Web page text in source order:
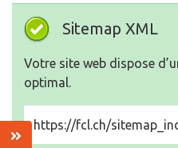
Sitemap XML
Votre site web dispose
optimal.
https://fcl.ch/